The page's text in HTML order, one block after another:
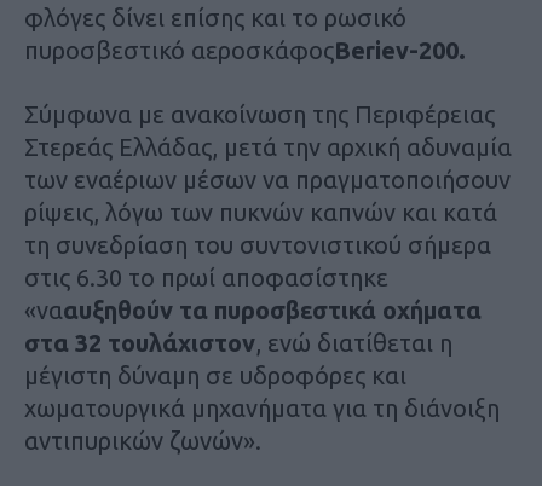
φλόγες δίνει επίσης και το ρωσικό
πυροσβεστικό αεροσκάφοςBeriev-200.
Σύμφωνα με ανακοίνωση της Περιφέρειας
Στερεάς Ελλάδας, μετά την αρχική αδυναμία
των εναέριων μέσων να πραγματοποιήσουν
ρίψεις, λόγω των πυκνών καπνών και κατά
τη συνεδρίαση του συντονιστικού σήμερα
στις 6.30 το πρωί αποφασίστηκε
«νααυξηθούν τα πυροσβεστικά οχήματα
στα 32 τουλάχιστον, ενώ διατίθεται η
μέγιστη δύναμη σε υδροφόρες και
χωματουργικά μηχανήματα για τη διάνοιξη
αντιπυρικών ζωνών».